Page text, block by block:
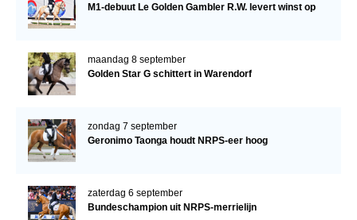
M1-debuut Le Golden Gambler R.W. levert winst op
maandag 8 september
Golden Star G schittert in Warendorf
zondag 7 september
Geronimo Taonga houdt NRPS-eer hoog
zaterdag 6 september
Bundeschampion uit NRPS-merrielijn